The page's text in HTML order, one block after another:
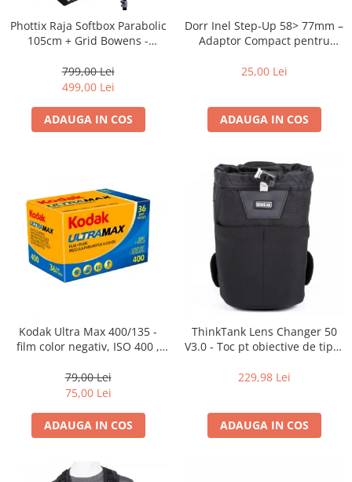
Blitz-uri studio
Blitz-uri mobile, cu acumulatori
Accesorii Blitz-uri studio
Lampi lumina continua
Stative/boom-uri pentru lumini
Suporti pentru fundaluri
Blende
Umbrele
Corturi si mese pt. fotografia de
Huse si genti pentru studio
Suruburi si piulite, adaptoare de
Calibrare expunere
Cartuse si cerneluri
Phottix Raja Softbox Parabolic
105cm + Grid Bowens -
799,00 Lei
499,00 Lei
ADAUGA IN COS
Dorr Inel Step-Up 58> 77mm –
Adaptor Compact pentru
25,00 Lei
ADAUGA IN COS
Kodak Ultra Max 400/135 -
film color negativ, ISO 400 ,
79,00 Lei
75,00 Lei
ADAUGA IN COS
ThinkTank Lens Changer 50
V3.0 - Toc pt obiective de tipul
229,98 Lei
ADAUGA IN COS